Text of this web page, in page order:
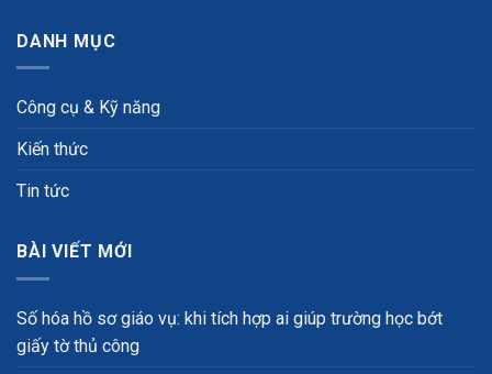
DANH MỤC
Công cụ & Kỹ năng
Kiến thức
Tin tức
BÀI VIẾT MỚI
Số hóa hồ sơ giáo vụ: khi tích hợp ai giúp trường học bớt
giấy tờ thủ công